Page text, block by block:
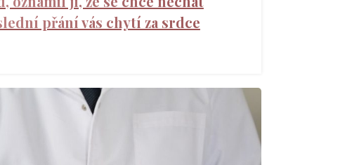
přání vás chytí za srdce